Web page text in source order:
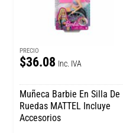
PRECIO
$36.08 Inc. IVA
Muñeca Barbie En Silla De
Ruedas MATTEL Incluye
Accesorios